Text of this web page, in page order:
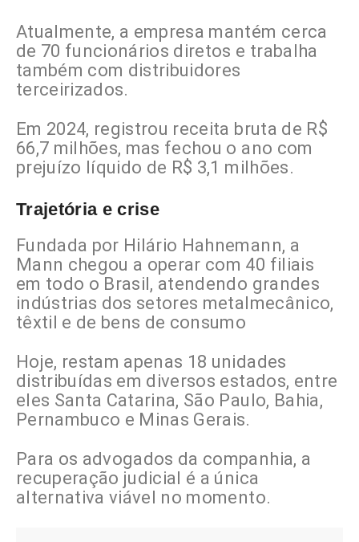
Atualmente, a empresa mantém cerca
de 70 funcionários diretos e trabalha
também com distribuidores
terceirizados.
Em 2024, registrou receita bruta de R$
66,7 milhões, mas fechou o ano com
prejuízo líquido de R$ 3,1 milhões.
Trajetória e crise
Fundada por Hilário Hahnemann, a
Mann chegou a operar com 40 filiais
em todo o Brasil, atendendo grandes
indústrias dos setores metalmecânico,
têxtil e de bens de consumo
Hoje, restam apenas 18 unidades
distribuídas em diversos estados, entre
eles Santa Catarina, São Paulo, Bahia,
Pernambuco e Minas Gerais.
Para os advogados da companhia, a
recuperação judicial é a única
alternativa viável no momento.